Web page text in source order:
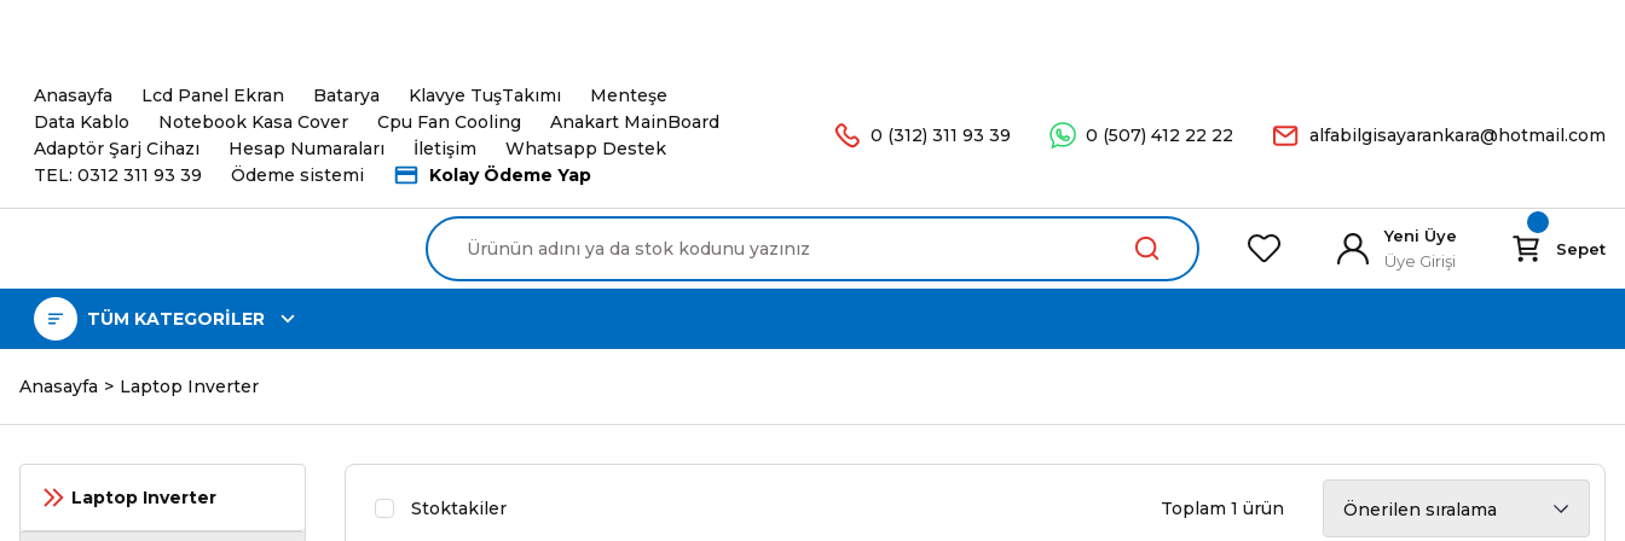
Anasayfa Lcd Panel Ekran Batarya Klavye TuşTakımı
Menteşe
Data Kablo
Notebook Kasa Cover Cpu Fan Cooling
Anakart MainBoard
Adaptör Şarj Cihazı
Hesap Numaraları İletişim
Whatsapp Destek
TEL: 0312 311 93 39
Ödeme sistemi Kolay Ödeme Yap
0 (312) 311 93 39 0 (507) 412 22 22 alfabilgisayarankara@hotmail.com
Yeni Üye
Üye Girişi
Sepet
TÜM KATEGORİLER
Anasayfa Laptop Inverter
Laptop Inverter Stoktakiler Toplam 1 ürün